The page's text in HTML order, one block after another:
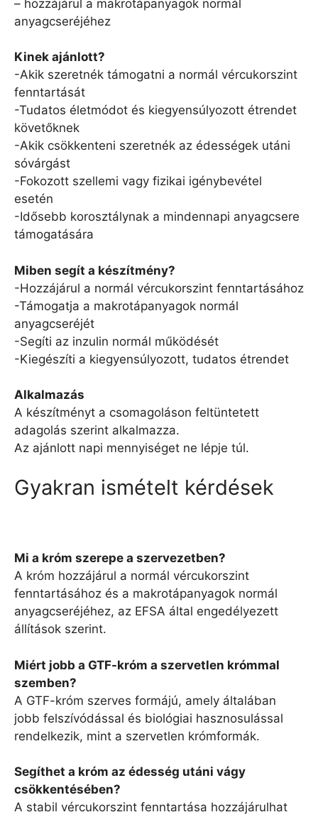
– hozzájárul a makrotápanyagok normál
anyagcseréjéhez
Kinek ajánlott?
-Akik szeretnék támogatni a normál vércukorszint
fenntartását
-Tudatos életmódot és kiegyensúlyozott étrendet
követőknek
-Akik csökkenteni szeretnék az édességek utáni
sóvárgást
-Fokozott szellemi vagy fizikai igénybevétel
esetén
-Idősebb korosztálynak a mindennapi anyagcsere
támogatására
Miben segít a készítmény?
-Hozzájárul a normál vércukorszint fenntartásához
-Támogatja a makrotápanyagok normál
anyagcseréjét
-Segíti az inzulin normál működését
-Kiegészíti a kiegyensúlyozott, tudatos étrendet
Alkalmazás
A készítményt a csomagoláson feltüntetett
adagolás szerint alkalmazza.
Az ajánlott napi mennyiséget ne lépje túl.
Gyakran ismételt kérdések
Mi a króm szerepe a szervezetben?
A króm hozzájárul a normál vércukorszint
fenntartásához és a makrotápanyagok normál
anyagcseréjéhez, az EFSA által engedélyezett
állítások szerint.
Miért jobb a GTF-króm a szervetlen krómmal
szemben?
A GTF-króm szerves formájú, amely általában
jobb felszívódással és biológiai hasznosulással
rendelkezik, mint a szervetlen krómformák.
Segíthet a króm az édesség utáni vágy
csökkentésében?
A stabil vércukorszint fenntartása hozzájárulhat